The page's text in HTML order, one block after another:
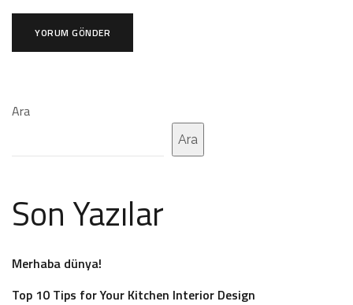
Ara
Ara
Son Yazılar
Merhaba dünya!
Top 10 Tips for Your Kitchen Interior Design